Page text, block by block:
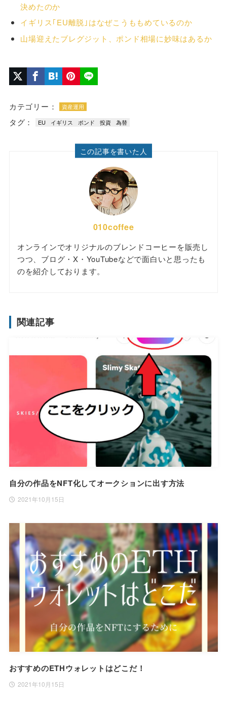
決めたのか
イギリス｢EU離脱｣はなぜこうももめているのか
山場迎えたブレグジット、ポンド相場に妙味はあるか
カテゴリー： 資産運用
タグ： EU イギリス ポンド 投資 為替
この記事を書いた人
010coffee
オンラインでオリジナルのブレンドコーヒーを販売し
つつ、ブログ・X・YouTubeなどで面白いと思ったも
のを紹介しております。
関連記事
自分の作品をNFT化してオークションに出す方法
2021年10月15日
おすすめのETHウォレットはどこだ！
2021年10月15日